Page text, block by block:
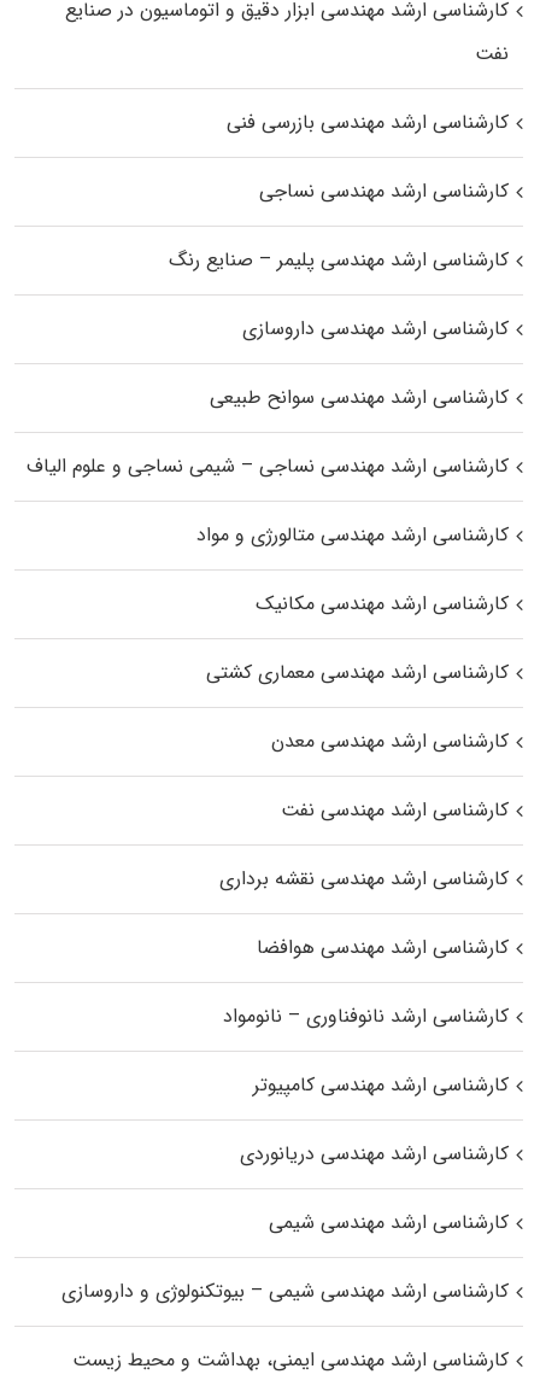
کارشناسی ارشد مهندسی ابزار دقیق و اتوماسیون در صنایع
نفت
کارشناسی ارشد مهندسی بازرسی فنی
کارشناسی ارشد مهندسی نساجی
کارشناسی ارشد مهندسی پلیمر – صنایع رنگ
کارشناسی ارشد مهندسی داروسازی
کارشناسی ارشد مهندسی سوانح طبیعی
کارشناسی ارشد مهندسی نساجی – شیمی نساجی و علوم الیاف
کارشناسی ارشد مهندسی متالورژی و مواد
کارشناسی ارشد مهندسی مکانیک
کارشناسی ارشد مهندسی معماری کشتی
کارشناسی ارشد مهندسی معدن
کارشناسی ارشد مهندسی نفت
کارشناسی ارشد مهندسی نقشه برداری
کارشناسی ارشد مهندسی هوافضا
کارشناسی ارشد نانوفناوری – نانومواد
کارشناسی ارشد مهندسی کامپیوتر
کارشناسی ارشد مهندسی دریانوردی
کارشناسی ارشد مهندسی شیمی
کارشناسی ارشد مهندسی شیمی – بیوتکنولوژی و داروسازی
کارشناسی ارشد مهندسی ایمنی، بهداشت و محیط زیست